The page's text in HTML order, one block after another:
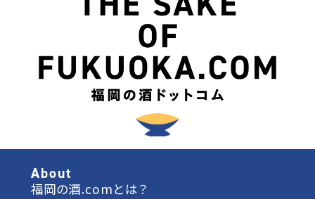
About
福岡の酒.comとは？